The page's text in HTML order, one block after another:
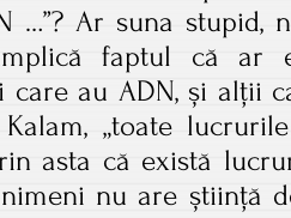
…”? Ar suna stupid,
faptul că ar
care au ADN, și alții
„toate
asta că există
nu are știință